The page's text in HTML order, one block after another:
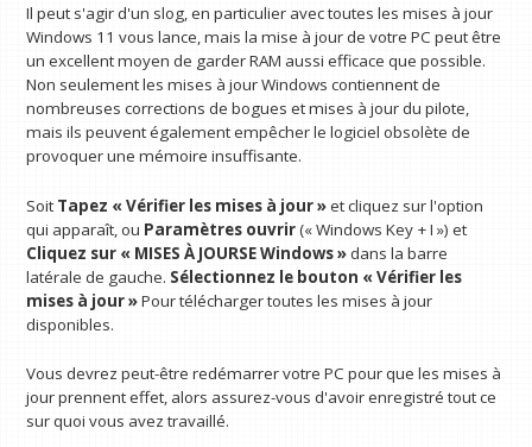
Il peut s'agir d'un slog, en particulier avec toutes les mises à jour
Windows 11 vous lance, mais la mise à jour de votre PC peut être
un excellent moyen de garder RAM aussi efficace que possible.
Non seulement les mises à jour Windows contiennent de
nombreuses corrections de bogues et mises à jour du pilote,
mais ils peuvent également empêcher le logiciel obsolète de
provoquer une mémoire insuffisante.
Soit Tapez « Vérifier les mises à jour »et cliquez sur l'option
qui apparaît, ou Paramètres ouvrir(« Windows Key + I ») et
Cliquez sur « MISES À JOURSE Windows »dans la barre
latérale de gauche. Sélectionnez le bouton « Vérifier les
mises à jour »Pour télécharger toutes les mises à jour
disponibles.
Vous devrez peut-être redémarrer votre PC pour que les mises à
jour prennent effet, alors assurez-vous d'avoir enregistré tout ce
sur quoi vous avez travaillé.